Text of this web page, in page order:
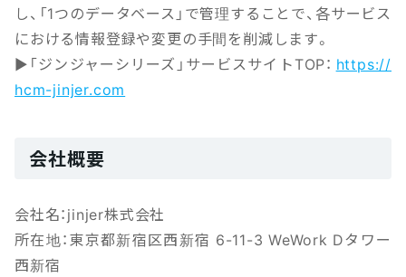
し、「1つのデータベース」で管理することで、各サービス
における情報登録や変更の手間を削減します。
▶「ジンジャーシリーズ」サービスサイトTOP： https://
hcm-jinjer.com
会社概要
会社名：jinjer株式会社
所在地：東京都新宿区西新宿 6-11-3 WeWork Dタワー
西新宿